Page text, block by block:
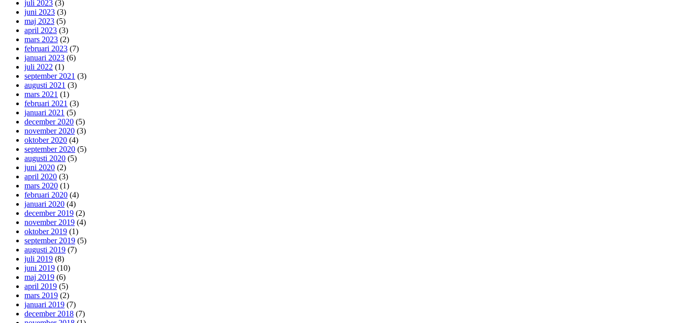
juli 2023 (3)
juni 2023 (3)
maj 2023 (5)
april 2023 (3)
mars 2023 (2)
februari 2023 (7)
januari 2023 (6)
juli 2022 (1)
september 2021 (3)
augusti 2021 (3)
mars 2021 (1)
februari 2021 (3)
januari 2021 (5)
december 2020 (5)
november 2020 (3)
oktober 2020 (4)
september 2020 (5)
augusti 2020 (5)
juni 2020 (2)
april 2020 (3)
mars 2020 (1)
februari 2020 (4)
januari 2020 (4)
december 2019 (2)
november 2019 (4)
oktober 2019 (1)
september 2019 (5)
augusti 2019 (7)
juli 2019 (8)
juni 2019 (10)
maj 2019 (6)
april 2019 (5)
mars 2019 (2)
januari 2019 (7)
december 2018 (7)